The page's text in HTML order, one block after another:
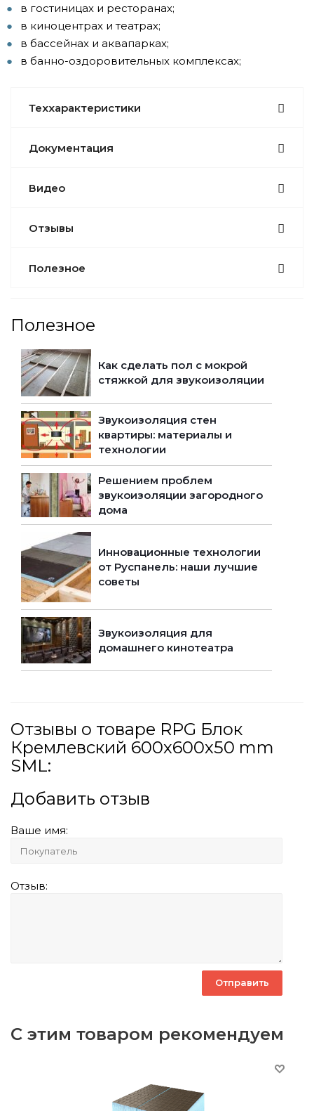
в гостиницах и ресторанах;
в киноцентрах и театрах;
в бассейнах и аквапарках;
в банно-оздоровительных комплексах;
Теххарактеристики
Документация
Видео
Отзывы
Полезное
Полезное
Как сделать пол с мокрой
стяжкой для звукоизоляции
Звукоизоляция стен
квартиры: материалы и
технологии
Решением проблем
звукоизоляции загородного
дома
Инновационные технологии
от Руспанель: наши лучшие
советы
Звукоизоляция для
домашнего кинотеатра
Отзывы о товаре RPG Блок
Кремлевский 600х600х50 mm
SML:
Добавить отзыв
Ваше имя:
Отзыв:
С этим товаром рекомендуем